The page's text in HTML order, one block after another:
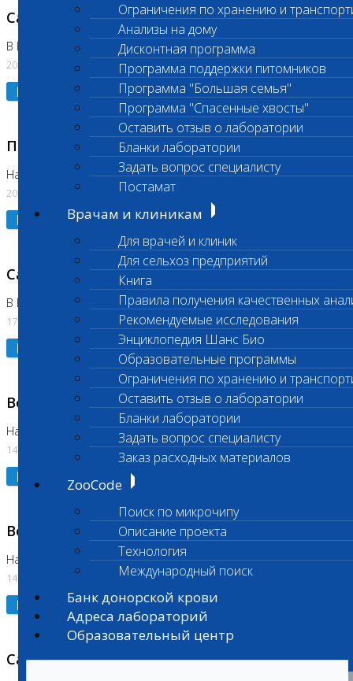
Ограничения по хранению и
Анализы на дому
Дисконтная программа
Программа поддержки питомников
Программа "Большая семья"
Программа "Спасенные хвосты"
Оставить отзыв о лаборатории
Бланки лаборатории
Задать вопрос специалисту
Постамат
Врачам и клиникам
Для врачей и клиник
Для сельхоз предприятий
Книга
Правила получения качественных
Рекомендуемые исследования
Энциклопедия Шанс Био
Образовательные программы
Ограничения по хранению и
Оставить отзыв о лаборатории
Бланки лаборатории
Задать вопрос специалисту
Заказ расходных материалов
ZooCode
Поиск по микрочипу
Описание проекта
Технология
Международный поиск
Банк донорской крови
Адреса лабораторий
Образовательный центр
Санитарный день
В Коломне 20.07.2026
20.07.2026
Подробнее
Приостановлено выполнение исследования
На Нагорной
20.07.2026
Подробнее
Санитарный день
В Бутово
17.07.2026
Подробнее
Возобновлено выполнение исследования
На Нагорной (Код 961, 962)
14.07.2026
Подробнее
Возобновлено выполнение исследования
На Нагорной (Код 157)
14.07.2026
Подробнее
Санитарный день